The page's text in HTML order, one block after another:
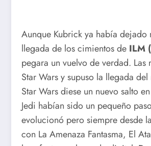
Aunque Kubrick ya había dejado
llegada de los cimientos de ILM
pegara un vuelvo de verdad.
Star Wars y supuso la llegada
Star Wars diese un nuevo salto
Jedi habían sido un pequeño
evolucionó pero siempre desde
con La Amenaza Fantasma, El